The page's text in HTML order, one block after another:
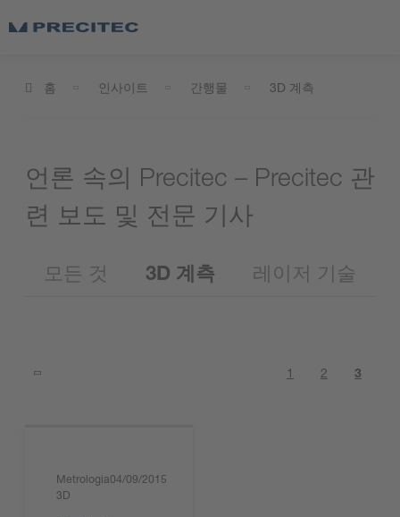
홈 인사이트 간행물 3D 계측
언론 속의 Precitec – Precitec 관
련 보도 및 전문 기사
모든 것 3D 계측 레이저 기술
1 2 3
Metrologia
3D
04/09/2015